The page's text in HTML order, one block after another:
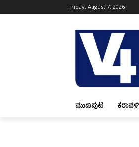
Friday, August 7, 2026
ಮುಖಪುಟ ಕರಾವಳಿ